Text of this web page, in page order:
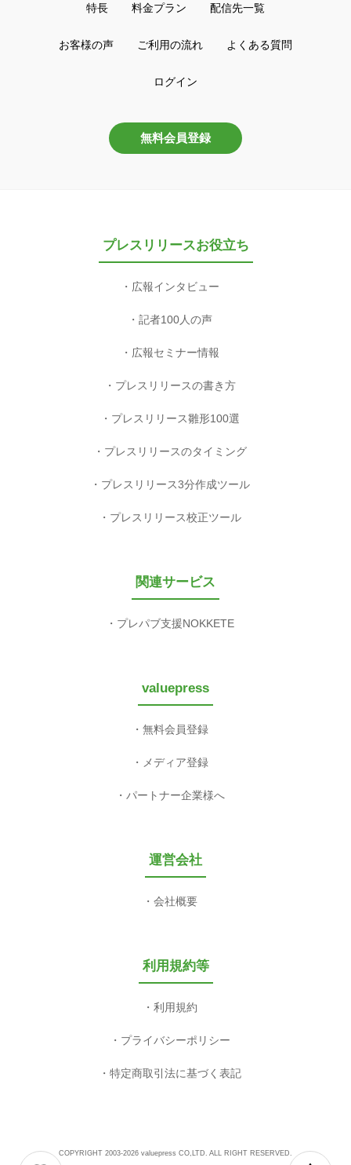
特長 料金プラン 配信先一覧
お客様の声 ご利用の流れ よくある質問
ログイン
無料会員登録
プレスリリースお役立ち
広報インタビュー
記者100人の声
広報セミナー情報
プレスリリースの書き方
プレスリリース雛形100選
プレスリリースのタイミング
プレスリリース3分作成ツール
プレスリリース校正ツール
関連サービス
プレパブ支援NOKKETE
valuepress
無料会員登録
メディア登録
パートナー企業様へ
運営会社
会社概要
利用規約等
利用規約
プライバシーポリシー
特定商取引法に基づく表記
COPYRIGHT 2003-2026 valuepress CO,LTD. ALL RIGHT RESERVED.